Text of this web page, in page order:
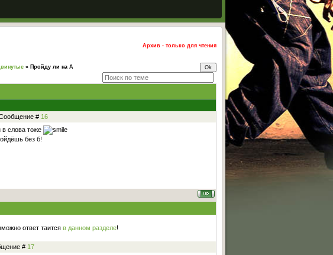
Архив - только для чтения
» Пройду ли на А
# 16
в слова тоже
без б!
ответ таится в данном разделе!
# 17